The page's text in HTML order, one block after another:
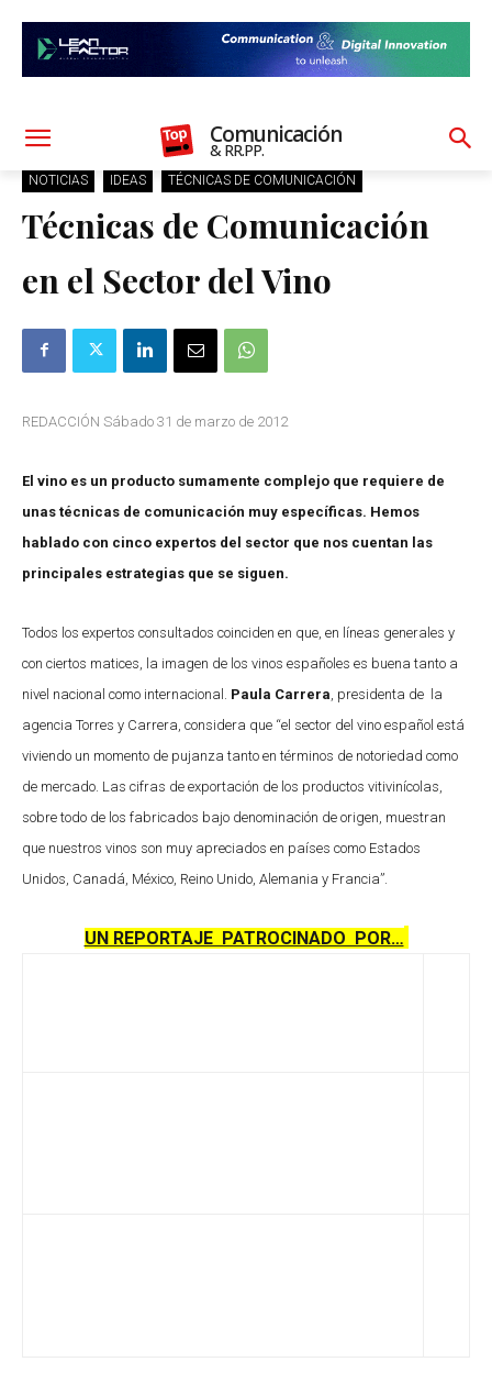
Comunicación
& RR.PP.
NOTICIAS IDEAS TÉCNICAS DE COMUNICACIÓN
Técnicas de Comunicación
en el Sector del Vino
REDACCIÓN Sábado 31 de marzo de 2012
El vino es un producto sumamente complejo que requiere de
unas técnicas de comunicación muy específicas. Hemos
hablado con cinco expertos del sector que nos cuentan las
principales estrategias que se siguen.
Todos los expertos consultados coinciden en que, en líneas generales y
con ciertos matices, la imagen de los vinos españoles es buena tanto a
nivel nacional como internacional. Paula Carrera , presidenta de la
agencia Torres y Carrera, considera que “el sector del vino español está
viviendo un momento de pujanza tanto en términos de notoriedad como
de mercado. Las cifras de exportación de los productos vitivinícolas,
sobre todo de los fabricados bajo denominación de origen, muestran
que nuestros vinos son muy apreciados en países como Estados
Unidos, Canadá, México, Reino Unido, Alemania y Francia”.
UN REPORTAJE PATROCINADO POR…